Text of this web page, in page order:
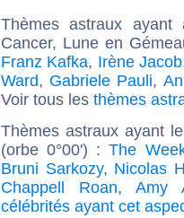
Thèmes astraux
Cancer, Lune en
Franz Kafka, Irène Jacob
Ward, Gabriele Pauli,
Voir tous les thèmes
Thèmes astraux ayant
(orbe 0°00') :The
Bruni Sarkozy, Nicolas
Chappell Roan, Amy
célébrités ayant cet